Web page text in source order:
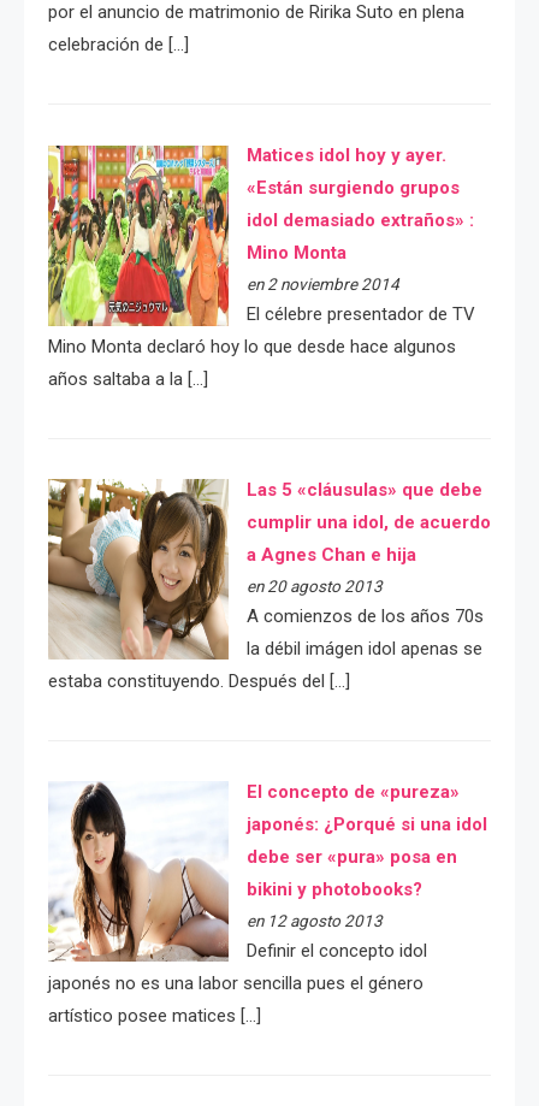
por el anuncio de matrimonio de Ririka Suto en plena
celebración de […]
Matices idol hoy y ayer.
«Están surgiendo grupos
idol demasiado extraños» :
Mino Monta
en 2 noviembre 2014
El célebre presentador de TV
Mino Monta declaró hoy lo que desde hace algunos
años saltaba a la […]
Las 5 «cláusulas» que debe
cumplir una idol, de acuerdo
a Agnes Chan e hija
en 20 agosto 2013
A comienzos de los años 70s
la débil imágen idol apenas se
estaba constituyendo. Después del […]
El concepto de «pureza»
japonés: ¿Porqué si una idol
debe ser «pura» posa en
bikini y photobooks?
en 12 agosto 2013
Definir el concepto idol
japonés no es una labor sencilla pues el género
artístico posee matices […]